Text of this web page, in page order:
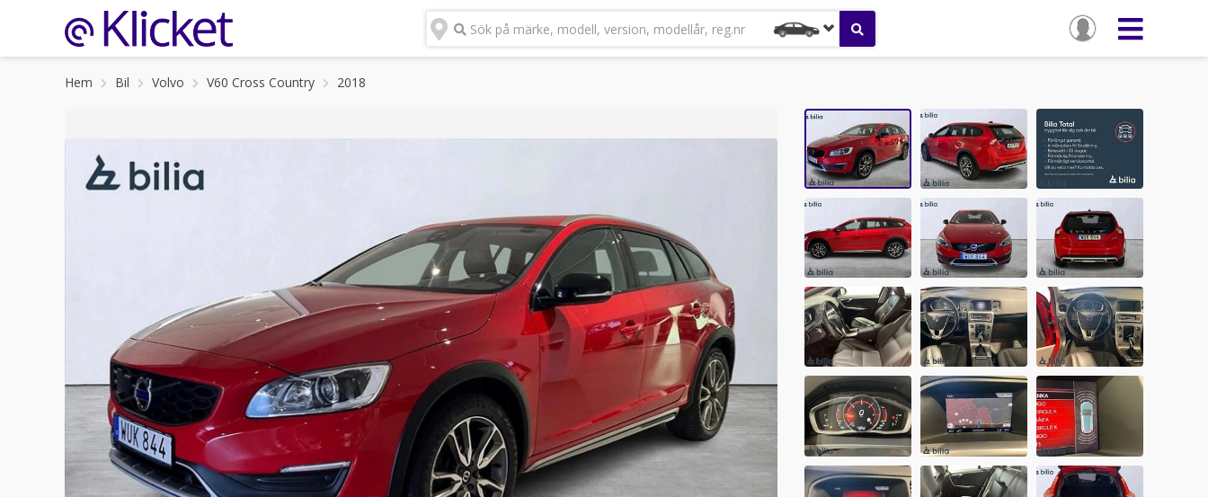
Sök på märke, modell, version, modellår, reg.nr
Hem Bil Volvo V60 Cross Country 2018